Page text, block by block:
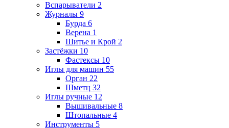
Вспарыватели 2
Журналы 9
Бурда 6
Верена 1
Шитье и Крой 2
Застёжки 10
Фастексы 10
Иглы для машин 55
Орган 22
Шметц 32
Иглы ручные 12
Вышивальные 8
Штопальные 4
Инструменты 5